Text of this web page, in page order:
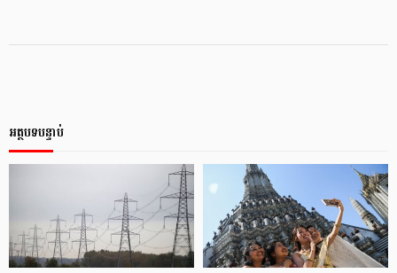
អត្ថបទបន្ទាប់